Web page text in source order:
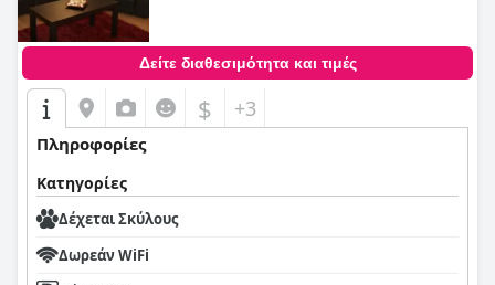
Δείτε διαθεσιμότητα και τιμές
$ +3
Πληροφορίες
Κατηγορίες
Δέχεται Σκύλους
Δωρεάν WiFi